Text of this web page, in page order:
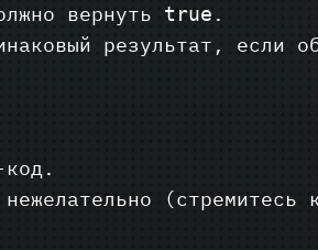
вернуть true .
результат, если
(стремитесь